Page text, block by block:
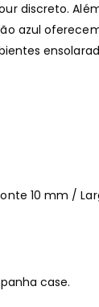
discreto.
azul
10 mm /
case.